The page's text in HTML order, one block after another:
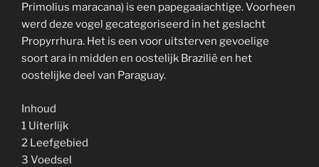
Primolius maracana) is een papegaaiachtige. Voorheen
werd deze vogel gecategoriseerd in het geslacht
Propyrrhura. Het is een voor uitsterven gevoelige
soort ara in midden en oostelijk Brazilië en het
oostelijke deel van Paraguay.
Inhoud
1 Uiterlijk
2 Leefgebied
3 Voedsel